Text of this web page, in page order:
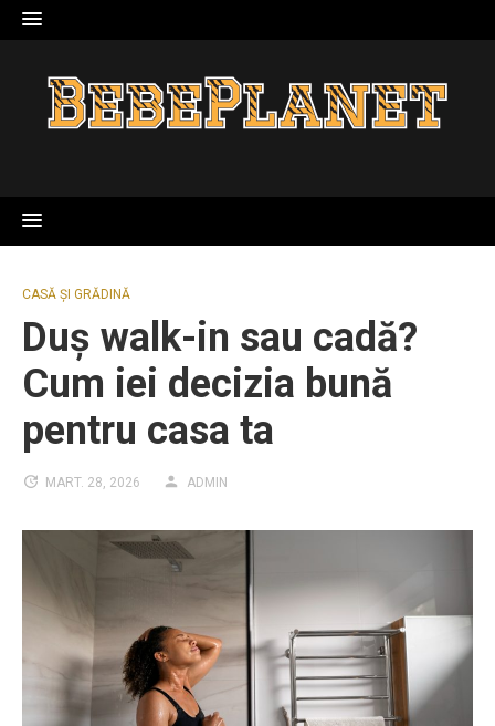
Skip
to
CASĂ ȘI GRĂDINĂ
Duș walk-in sau cadă?
Cum iei decizia bună
pentru casa ta
MART. 28, 2026 ADMIN